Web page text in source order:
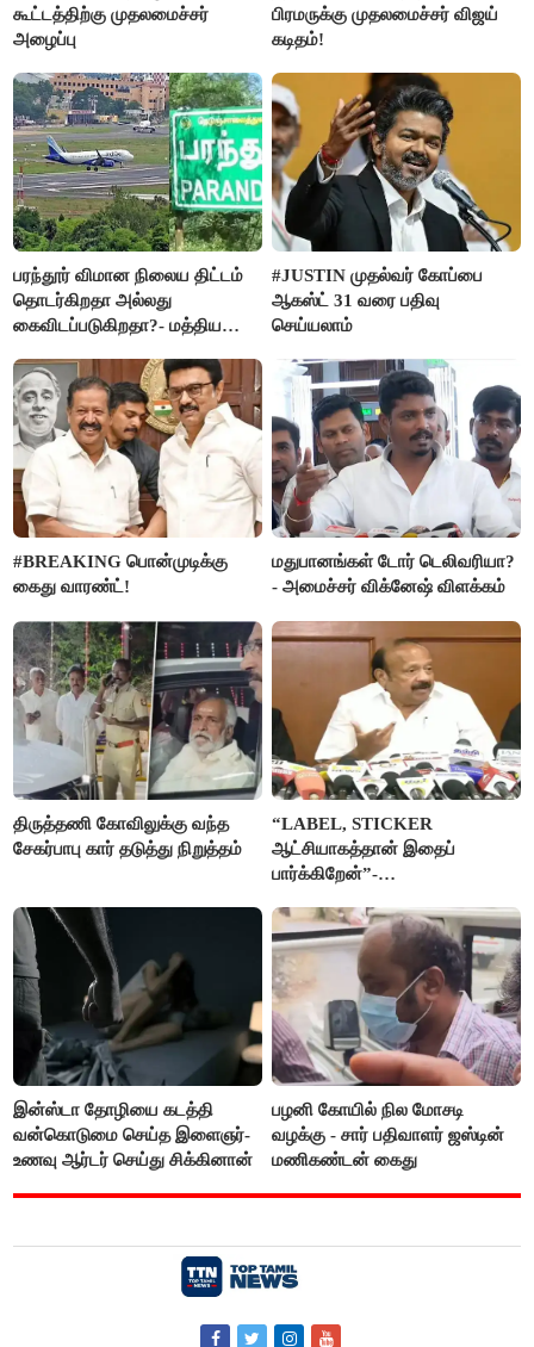
கூட்டத்திற்கு முதலமைச்சர்
அழைப்பு
பிரமருக்கு முதலமைச்சர் விஜய்
கடிதம்!
பரந்தூர் விமான நிலைய திட்டம்
தொடர்கிறதா அல்லது
கைவிடப்படுகிறதா?- மத்திய
#JUSTIN முதல்வர் கோப்பை
ஆகஸ்ட் 31 வரை பதிவு
செய்யலாம்
#BREAKING பொன்முடிக்கு
கைது வாரண்ட்!
மதுபானங்கள் டோர் டெலிவரியா?
- அமைச்சர் விக்னேஷ் விளக்கம்
திருத்தணி கோவிலுக்கு வந்த
சேகர்பாபு கார் தடுத்து நிறுத்தம்
“LABEL, STICKER
ஆட்சியாகத்தான் இதைப்
பார்க்கிறேன்”-
இன்ஸ்டா தோழியை கடத்தி
வன்கொடுமை செய்த இளைஞர்-
உணவு ஆர்டர் செய்து சிக்கினான்
பழனி கோயில் நில மோசடி
வழக்கு - சார் பதிவாளர் ஜஸ்டின்
மணிகண்டன் கைது